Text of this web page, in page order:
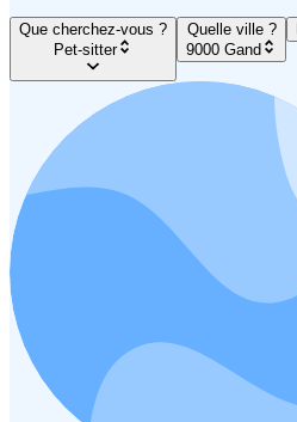
Que cherchez-vous ?
Pet-sitter
Quelle ville ?
9000 Gand